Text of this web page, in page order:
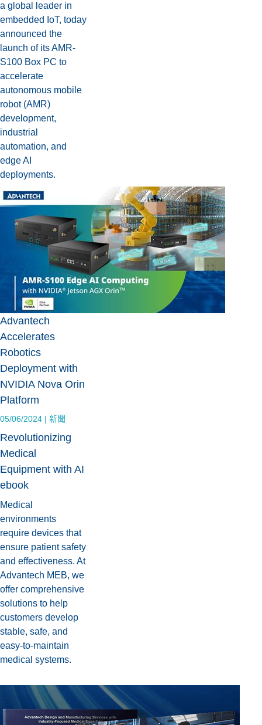
a global leader in
embedded IoT, today
announced the
launch of its AMR-
S100 Box PC to
accelerate
autonomous mobile
robot (AMR)
development,
industrial
automation, and
edge AI
deployments.
Advantech
Accelerates
Robotics
Deployment with
NVIDIA Nova Orin
Platform
05/06/2024 | 新聞
Revolutionizing
Medical
Equipment with AI
ebook
Medical
environments
require devices that
ensure patient safety
and effectiveness. At
Advantech MEB, we
offer comprehensive
solutions to help
customers develop
stable, safe, and
easy-to-maintain
medical systems.